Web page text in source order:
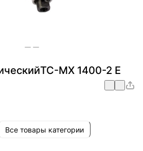
MX 1400-2 E
Все товары категории